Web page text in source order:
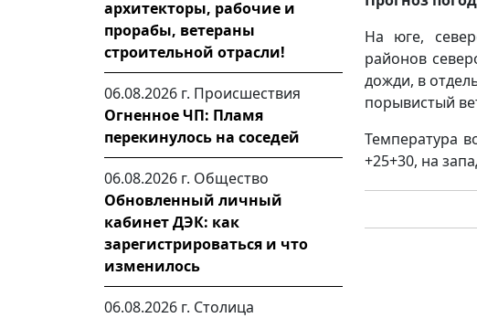
архитекторы, рабочие и
прорабы, ветераны
строительной отрасли!
06.08.2026 г. Происшествия
Огненное ЧП: Пламя
перекинулось на соседей
06.08.2026 г. Общество
Обновленный личный
кабинет ДЭК: как
зарегистрироваться и что
изменилось
06.08.2026 г. Столица
На юге,
районов
дожди, в
порывистый
Температура
+25+30, на